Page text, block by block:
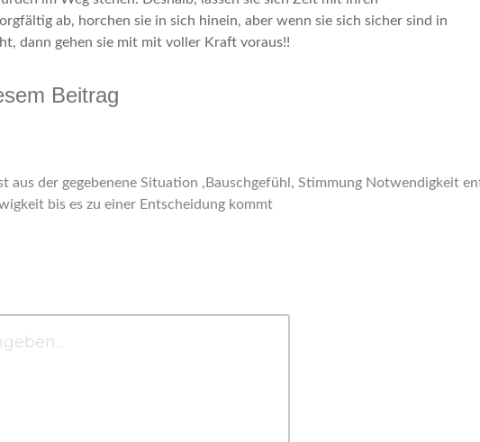
ab, horchen sie in sich hinein, aber wenn sie sich sicher sind in
dann gehen sie mit mit voller Kraft voraus!!
Beitrag
aus der gegebenene Situation ,Bauschgefühl, Stimmung Notwendigkeit
bis es zu einer Entscheidung kommt